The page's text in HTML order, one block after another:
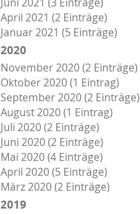
April 2021 (2 Einträge)
Januar 2021 (5 Einträge)
2020
November 2020 (2 Einträge)
Oktober 2020 (1 Eintrag)
September 2020 (2 Einträge)
August 2020 (1 Eintrag)
Juli 2020 (2 Einträge)
Juni 2020 (2 Einträge)
Mai 2020 (4 Einträge)
April 2020 (5 Einträge)
März 2020 (2 Einträge)
2019